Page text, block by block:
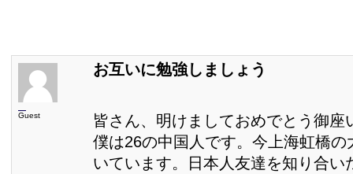
Guest
お互いに勉強しましょう
皆さん、明けましておめでとう御座
僕は26の中国人です。今上海虹橋の
いています。日本人友達を知り合い